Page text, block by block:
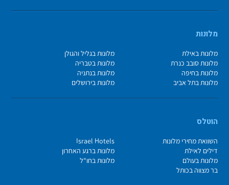
מלונות
מלונות באילת
מלונות בגליל והגולן
מלונות סובב כנרת
מלונות בטבריה
מלונות בחיפה
מלונות בנתניה
מלונות בתל אביב
מלונות בירושלים
הוטלס
השוואת מחירי מלונות
Israel Hotels
דילים לאילת
מלונות ברגע האחרון
מלונות בעולם
מלונות בחו"ל
בר מצווה בכותל